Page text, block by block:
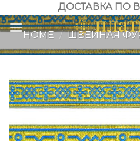
to
content
ДОСТАВКА ПО
HOME / ШВЕЙНАЯ